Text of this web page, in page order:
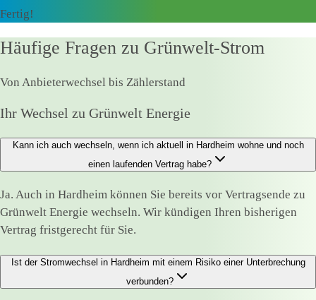
Fertig!
Häufige Fragen zu Grünwelt-Strom
Von Anbieterwechsel bis Zählerstand
Ihr Wechsel zu Grünwelt Energie
Kann ich auch wechseln, wenn ich aktuell in Hardheim wohne und noch
einen laufenden Vertrag habe?
Ja. Auch in Hardheim können Sie bereits vor Vertragsende zu
Grünwelt Energie wechseln. Wir kündigen Ihren bisherigen
Vertrag fristgerecht für Sie.
Ist der Stromwechsel in Hardheim mit einem Risiko einer Unterbrechung
verbunden?